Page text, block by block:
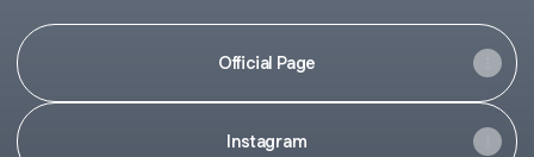
Official Page
Instagram